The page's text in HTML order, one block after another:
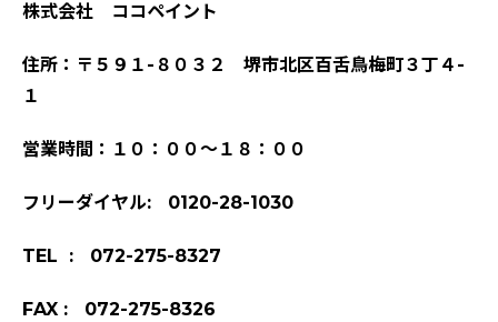
株式会社 ココペイント
住所：〒５９１-８０３２ 堺市北区百舌鳥梅町３丁４-
１
営業時間：１０：００～１８：００
フリーダイヤル: 0120-28-1030
TEL : 072-275-8327
FAX : 072-275-8326